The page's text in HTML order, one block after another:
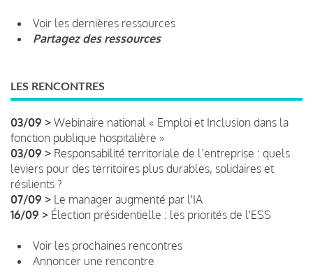
Voir les dernières ressources
Partagez des ressources
LES RENCONTRES
03/09 > Webinaire national « Emploi et Inclusion dans la
fonction publique hospitalière »
03/09 > Responsabilité territoriale de l’entreprise : quels
leviers pour des territoires plus durables, solidaires et
résilients ?
07/09 > Le manager augmenté par l'IA
16/09 > Élection présidentielle : les priorités de l'ESS
Voir les prochaines rencontres
Annoncer une rencontre